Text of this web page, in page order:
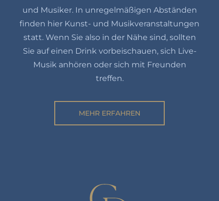
und Musiker. In unregelmäßigen Abständen
finden hier Kunst- und Musikveranstaltungen
statt. Wenn Sie also in der Nähe sind, sollten
Sie auf einen Drink vorbeischauen, sich Live-
Musik anhören oder sich mit Freunden
treffen.
MEHR ERFAHREN